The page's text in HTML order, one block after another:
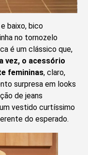
baixo, bico
no tornozelo
é um clássico que,
vez, o acessório
femininas, claro,
surpresa em looks
de jeans
vestido curtíssimo
do esperado.